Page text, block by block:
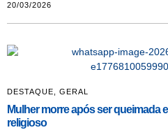
20/03/2026
DESTAQUE, GERAL
Mulher morre após ser queimada
religioso